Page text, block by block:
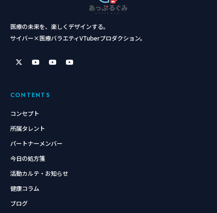
医療の未来を、楽しくデザインする。
サイバー×医療バラエティVTuberプロダクション。
CONTENTS
コンセプト
所属タレント
パートナーメンバー
今日の処方箋
活動カルテ・お知らせ
健康コラム
ブログ